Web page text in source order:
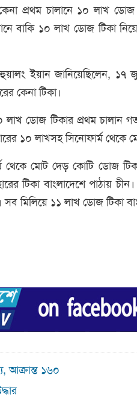
প্রথম চালানে ১০ লাখ
বাকি ১০ লাখ ডোজ টিকা
ইয়ান জানিয়েছিলেন,
কেনা টিকা।
১০ লাখ ডোজ টিকার প্রথম
১০ লাখসহ সিনোফার্ম
থেকে মোট দেড় কোটি ডোজ
টিকা বাংলাদেশে
মিলিয়ে ১১ লাখ ডোজ টিকা
আক্রান্ত ১৬০